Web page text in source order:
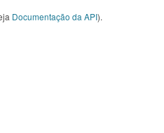
Documentação da API).